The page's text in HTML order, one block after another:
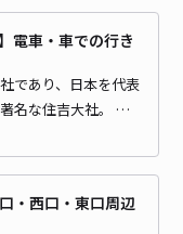
電車・車での行き
であり、日本を代表
名な住吉大社。 …
・西口・東口周辺